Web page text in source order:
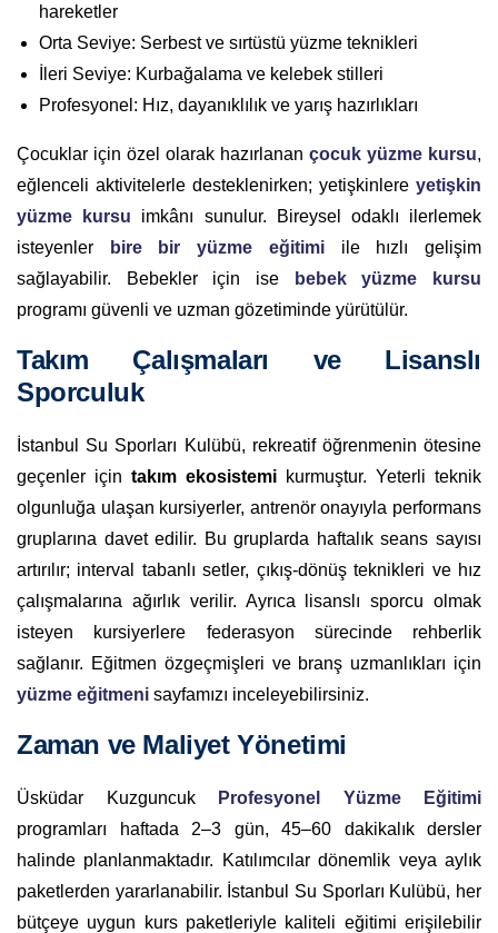
hareketler
Orta Seviye: Serbest ve sırtüstü yüzme teknikleri
İleri Seviye: Kurbağalama ve kelebek stilleri
Profesyonel: Hız, dayanıklılık ve yarış hazırlıkları
Çocuklar için özel olarak hazırlanan çocuk yüzme kursu,
eğlenceli aktivitelerle desteklenirken; yetişkinlere yetişkin
yüzme kursu imkânı sunulur. Bireysel odaklı ilerlemek
isteyenler
bire bir yüzme eğitimiile hızlı gelişim
sağlayabilir. Bebekler için ise
bebek yüzme kursu
programı güvenli ve uzman gözetiminde yürütülür.
Takım Çalışmaları ve Lisanslı
Sporculuk
İstanbul Su Sporları Kulübü, rekreatif öğrenmenin ötesine
geçenler için takım ekosistemi kurmuştur. Yeterli teknik
olgunluğa ulaşan kursiyerler, antrenör onayıyla performans
gruplarına davet edilir. Bu gruplarda haftalık seans sayısı
artırılır; interval tabanlı setler, çıkış-dönüş teknikleri ve hız
çalışmalarına ağırlık verilir. Ayrıca lisanslı sporcu olmak
isteyen kursiyerlere federasyon sürecinde rehberlik
sağlanır. Eğitmen özgeçmişleri ve branş uzmanlıkları için
yüzme eğitmeni sayfamızı inceleyebilirsiniz.
Zaman ve Maliyet Yönetimi
Üsküdar Kuzguncuk
Profesyonel Yüzme Eğitimi
programları haftada 2–3 gün, 45–60 dakikalık dersler
halinde planlanmaktadır. Katılımcılar dönemlik veya aylık
paketlerden yararlanabilir. İstanbul Su Sporları Kulübü, her
bütçeye uygun kurs paketleriyle kaliteli eğitimi erişilebilir